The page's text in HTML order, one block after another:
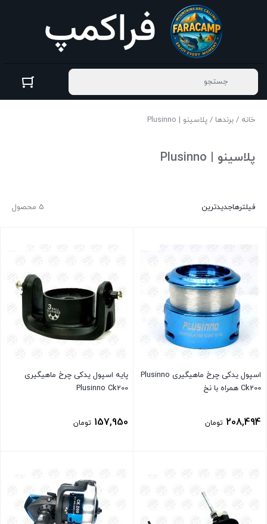
خانه / برندها / پلاسینو | Plusinno
پلاسینو | Plusinno
5 محصول فیلترهاجدیدترین
اسپول یدکی چرخ ماهیگیری Plusinno
Ck200 همراه با نخ
208,494 تومان
پایه اسپول یدکی چرخ ماهیگیری
Plusinno Ck200
157,950 تومان